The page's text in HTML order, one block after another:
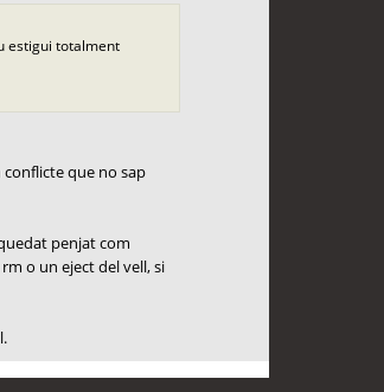
estigui totalment
que no sap
penjat com
o un eject del vell, si